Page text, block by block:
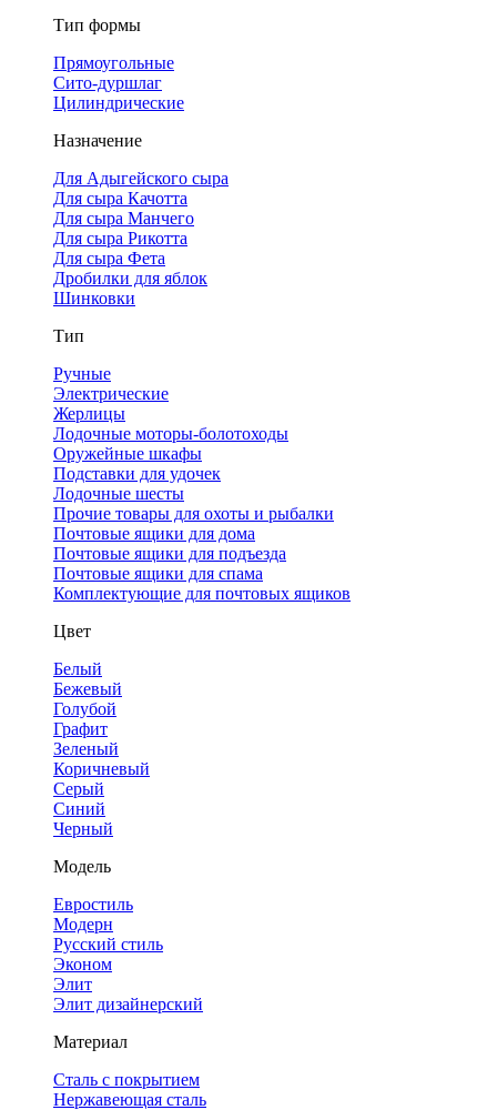
Тип формы
Прямоугольные
Сито-дуршлаг
Цилиндрические
Назначение
Для Адыгейского сыра
Для сыра Качотта
Для сыра Манчего
Для сыра Рикотта
Для сыра Фета
Дробилки для яблок
Шинковки
Тип
Ручные
Электрические
Жерлицы
Лодочные моторы-болотоходы
Оружейные шкафы
Подставки для удочек
Лодочные шесты
Прочие товары для охоты и рыбалки
Почтовые ящики для дома
Почтовые ящики для подъезда
Почтовые ящики для спама
Комплектующие для почтовых ящиков
Цвет
Белый
Бежевый
Голубой
Графит
Зеленый
Коричневый
Серый
Синий
Черный
Модель
Евростиль
Модерн
Русский стиль
Эконом
Элит
Элит дизайнерский
Материал
Сталь с покрытием
Нержавеющая сталь